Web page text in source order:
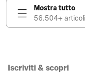
Mostra tutto
56.504+ articoli
Iscriviti & scopri